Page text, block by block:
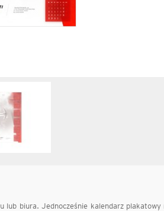
lub biura. Jednocześnie kalendarz